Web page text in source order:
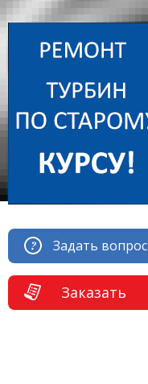
Задать вопрос
Заказать